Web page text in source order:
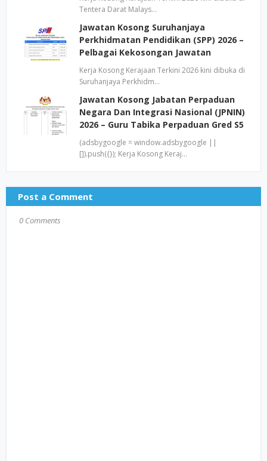
Tentera Darat Malays…
Jawatan Kosong Suruhanjaya
Perkhidmatan Pendidikan (SPP) 2026 –
Pelbagai Kekosongan Jawatan
Kerja Kosong Kerajaan Terkini 2026 kini dibuka di
Suruhanjaya Perkhidm…
Jawatan Kosong Jabatan Perpaduan
Negara Dan Integrasi Nasional (JPNIN)
2026 – Guru Tabika Perpaduan Gred S5
(adsbygoogle = window.adsbygoogle ||
[]).push({}); Kerja Kosong Keraj…
Post a Comment
0 Comments